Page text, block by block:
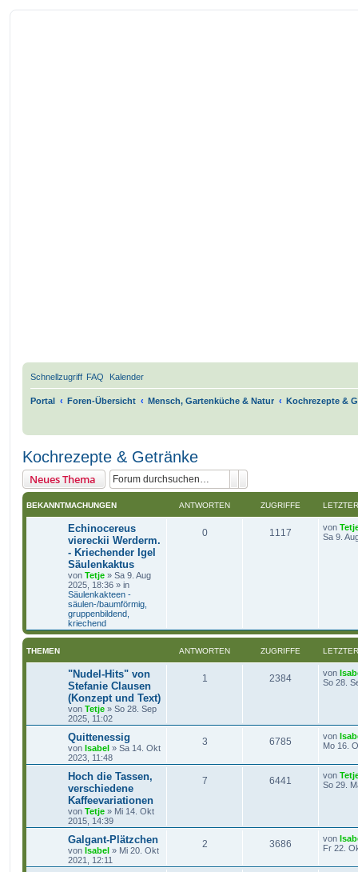
Schnellzugriff FAQ Kalender
Portal Foren-Übersicht Mensch, Gartenküche & Natur Kochrezepte &
Kochrezepte & Getränke
Neues Thema
BEKANNTMACHUNGEN ANTWORTEN ZUGRIFFE
Echinocereus
viereckii Werderm.
- Kriechender Igel
Säulenkaktus
von Tetje » Sa 9. Aug
2025, 18:36 » in
Säulenkakteen -
säulen-/baumförmig,
gruppenbildend,
kriechend
0 1117 von
Sa 9.
THEMEN ANTWORTEN ZUGRIFFE
"Nudel-Hits" von
Stefanie Clausen
(Konzept und Text)
von Tetje » So 28. Sep
2025, 11:02
1 2384 von
So 28.
Quittenessig
von Isabel » Sa 14. Okt
2023, 11:48
3 6785 von
Mo 16.
Hoch die Tassen,
verschiedene
Kaffeevariationen
von Tetje » Mi 14. Okt
2015, 14:39
7 6441 von
So 29.
Galgant-Plätzchen
von Isabel » Mi 20. Okt
2021, 12:11
2 3686 von
Fr 22.